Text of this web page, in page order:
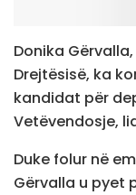
Donika
Drejtësisë, ka
kandidat për
Vetëvendosje,
Duke folur në
Gërvalla u pyet